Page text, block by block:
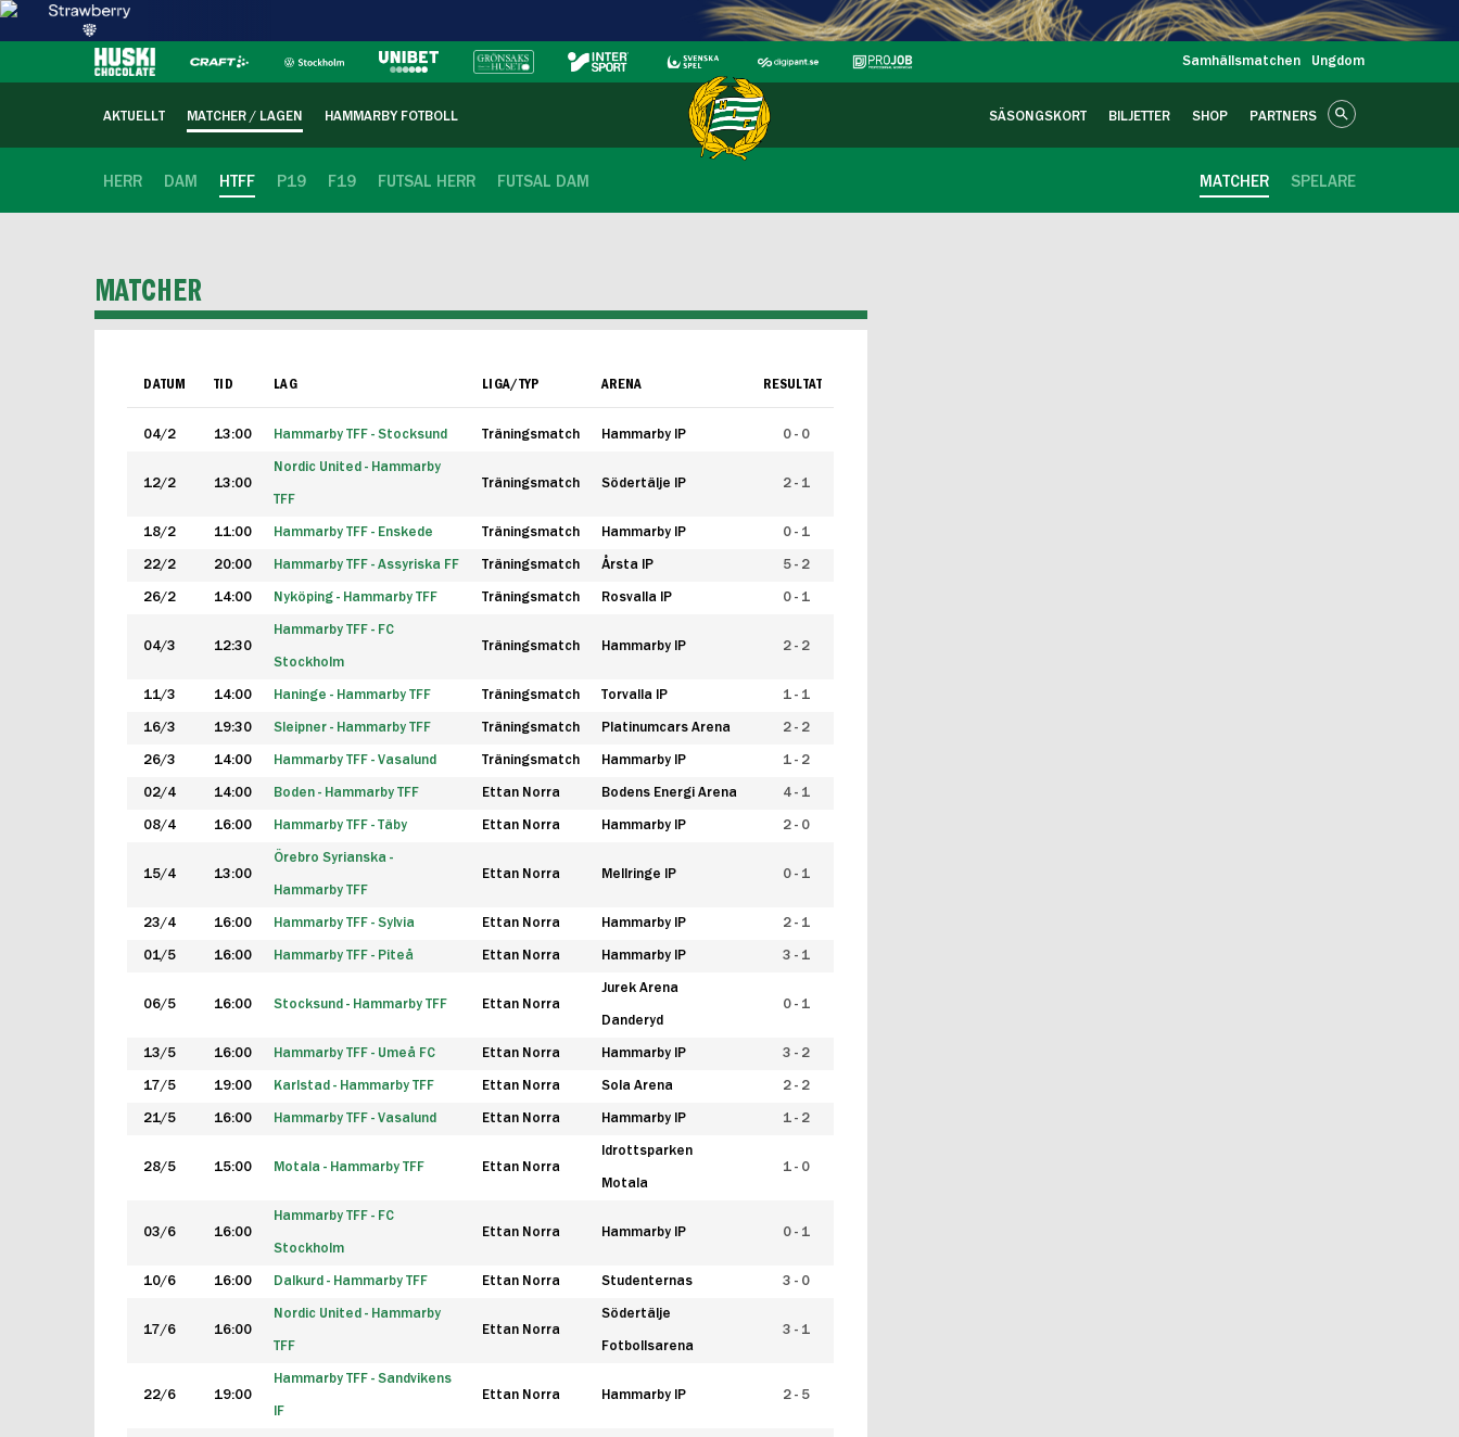
Samhällsmatchen Ungdom
AKTUELLT MATCHER / LAGEN HAMMARBY FOTBOLL SÄSONGSKORT BILJETTER SHOP PARTNERS
HERR DAM HTFF P19 F19 FUTSAL HERR FUTSAL DAM SPELARE
MATCHER
MATCHER
DATUM TID LAG LIGA/TYP ARENA RESULTAT
04/2 13:00 Hammarby TFF - Stocksund Träningsmatch Hammarby IP 0 - 0
12/2 13:00
Nordic United - Hammarby
TFF
Träningsmatch Södertälje IP 2 - 1
18/2 11:00 Hammarby TFF - Enskede Träningsmatch Hammarby IP 0 - 1
22/2 20:00 Hammarby TFF - Assyriska FF Träningsmatch Årsta IP 5 - 2
26/2 14:00 Nyköping - Hammarby TFF Träningsmatch Rosvalla IP 0 - 1
04/3 12:30
Hammarby TFF - FC
Stockholm
Träningsmatch Hammarby IP 2 - 2
11/3 14:00 Haninge - Hammarby TFF Träningsmatch Torvalla IP 1 - 1
16/3 19:30 Sleipner - Hammarby TFF Träningsmatch Platinumcars Arena 2 - 2
26/3 14:00 Hammarby TFF - Vasalund Träningsmatch Hammarby IP 1 - 2
02/4 14:00 Boden - Hammarby TFF Ettan Norra Bodens Energi Arena 4 - 1
08/4 16:00 Hammarby TFF - Täby Ettan Norra Hammarby IP 2 - 0
15/4 13:00
Örebro Syrianska -
Hammarby TFF
Ettan Norra Mellringe IP 0 - 1
23/4 16:00 Hammarby TFF - Sylvia Ettan Norra Hammarby IP 2 - 1
01/5 16:00 Hammarby TFF - Piteå Ettan Norra Hammarby IP 3 - 1
06/5 16:00 Stocksund - Hammarby TFF Ettan Norra
Jurek Arena
Danderyd
0 - 1
13/5 16:00 Hammarby TFF - Umeå FC Ettan Norra Hammarby IP 3 - 2
17/5 19:00 Karlstad - Hammarby TFF Ettan Norra Sola Arena 2 - 2
21/5 16:00 Hammarby TFF - Vasalund Ettan Norra Hammarby IP 1 - 2
28/5 15:00 Motala - Hammarby TFF Ettan Norra
Idrottsparken
Motala
1 - 0
03/6 16:00
Hammarby TFF - FC
Stockholm
Ettan Norra Hammarby IP 0 - 1
10/6 16:00 Dalkurd - Hammarby TFF Ettan Norra Studenternas 3 - 0
17/6 16:00
Nordic United - Hammarby
TFF
Ettan Norra
Södertälje
Fotbollsarena
3 - 1
22/6 19:00
Hammarby TFF - Sandvikens
IF
Ettan Norra Hammarby IP 2 - 5